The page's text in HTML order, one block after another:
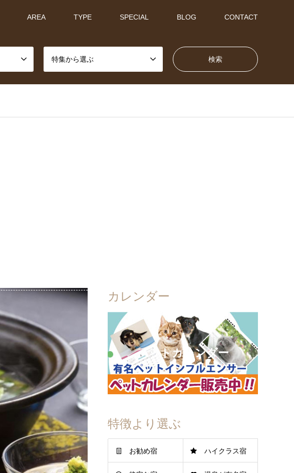
AREA TYPE SPECIAL BLOG CONTACT
特集から選ぶ
カレンダー
ペットカレンダー
特徴より選ぶ
お勧め宿 ハイクラス宿